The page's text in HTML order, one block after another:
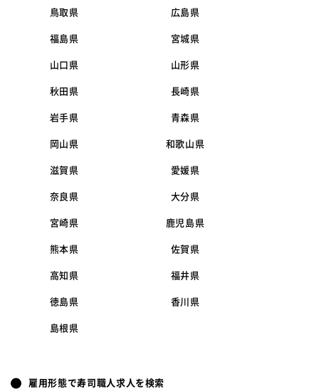
鳥取県 広島県
福島県 宮城県
山口県 山形県
秋田県 長崎県
岩手県 青森県
岡山県 和歌山県
滋賀県 愛媛県
奈良県 大分県
宮崎県 鹿児島県
熊本県 佐賀県
高知県 福井県
徳島県 香川県
島根県
雇用形態で寿司職人求人を検索